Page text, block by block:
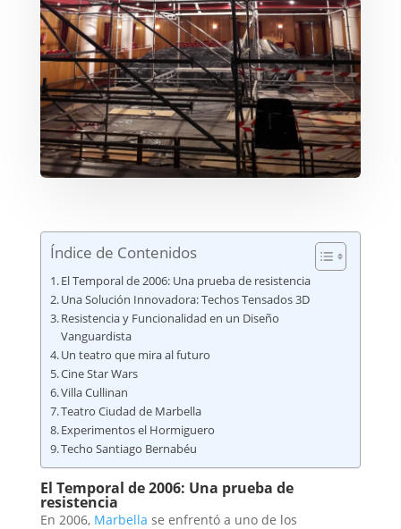
Índice de Contenidos
El Temporal de 2006: Una prueba de resistencia
Una Solución Innovadora: Techos Tensados ​​3D
Resistencia y Funcionalidad en un Diseño
Vanguardista
Un teatro que mira al futuro
Cine Star Wars
Villa Cullinan
Teatro Ciudad de Marbella
Experimentos el Hormiguero
Techo Santiago Bernabéu
El Temporal de 2006: Una prueba de
resistencia
En 2006, Marbella se enfrentó a uno de los